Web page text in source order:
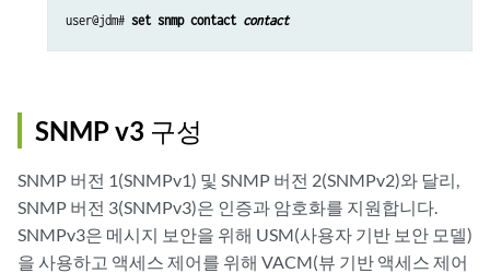
user@jdm# set snmp contact contact
SNMP v3 구성
SNMP 버전 1(SNMPv1) 및 SNMP 버전 2(SNMPv2)와 달리,
SNMP 버전 3(SNMPv3)은 인증과 암호화를 지원합니다.
SNMPv3은 메시지 보안을 위해 USM(사용자 기반 보안 모델)
을 사용하고 액세스 제어를 위해 VACM(뷰 기반 액세스 제어